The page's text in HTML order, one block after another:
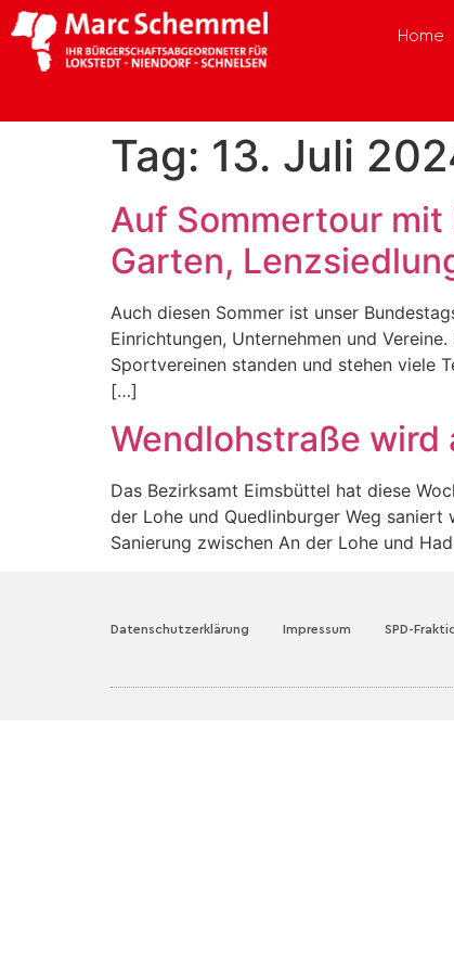
Home
Tag: 13. Juli
Auf Sommertour
Garten,
Auch diesen Sommer ist unser
Einrichtungen, Unternehmen und
Sportvereinen standen und stehen viele
[…]
Wendlohstraße wird
Das Bezirksamt Eimsbüttel hat diese
der Lohe und Quedlinburger Weg saniert
Sanierung zwischen An der Lohe und
Datenschutzerklärung Impressum SPD-